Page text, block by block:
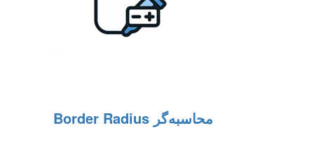
محاسبه‌گر Border Radius